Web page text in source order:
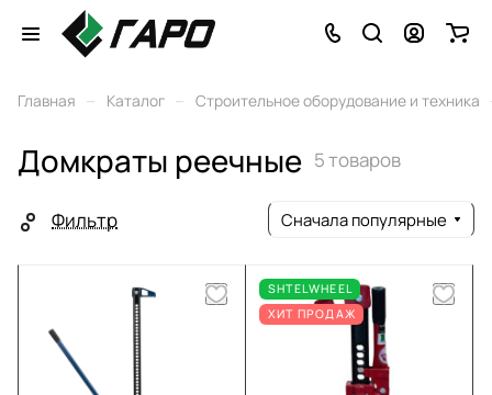
Главная – Каталог – Строительное оборудование и техника
Домкраты реечные 5 товаров
Фильтр Сначала популярные
SHTELWHEEL
ХИТ ПРОДАЖ